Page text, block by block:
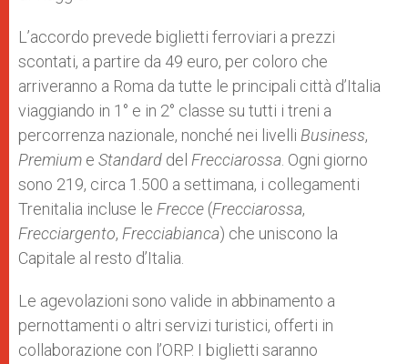
L’accordo prevede biglietti ferroviari a prezzi
scontati, a partire da 49 euro, per coloro che
arriveranno a Roma da tutte le principali città d’Italia
viaggiando in 1° e in 2° classe su tutti i treni a
percorrenza nazionale, nonché nei livelli Business,
Premium e Standard del Frecciarossa . Ogni giorno
sono 219, circa 1.500 a settimana, i collegamenti
Trenitalia incluse le Frecce (Frecciarossa,
Frecciargento, Frecciabianca) che uniscono la
Capitale al resto d’Italia.
Le agevolazioni sono valide in abbinamento a
pernottamenti o altri servizi turistici, offerti in
collaborazione con l’ORP. I biglietti saranno